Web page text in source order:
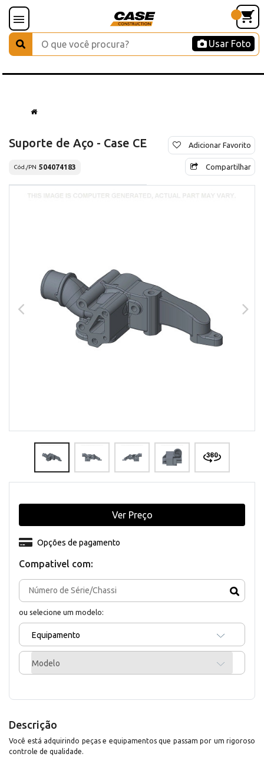
Usar Foto
Suporte de Aço - Case CE
Cód./PN 504074183
Adicionar Favorito
Compartilhar
Compativel com:
ou selecione um modelo:
Equipamento
Modelo
Opções de pagamento
Ver Preço
Descrição
Você está adquirindo peças e equipamentos que passam por um rigoroso
controle de qualidade.